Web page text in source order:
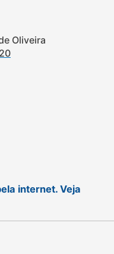
Oliveira
internet. Veja